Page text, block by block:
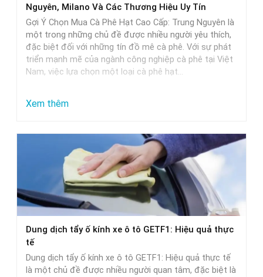
lựa
chọn
Nguyên, Milano Và Các Thương Hiệu Uy Tín
Gợi Ý Chọn Mua Cà Phê Hạt Cao Cấp: Trung Nguyên là
một trong những chủ đề được nhiều người yêu thích,
đặc biệt đối với những tín đồ mê cà phê. Với sự phát
triển mạnh mẽ của ngành công nghiệp cà phê tại Việt
Nam, việc lựa chọn một loại cà phê hạt…
Xem thêm:
Ý
Chọn
Mua
Cà
Phê
Hạt
Cao
Cấp:
Trung
Dung dịch tẩy ố kính xe ô tô GETF1: Hiệu quả thực
tế
Dung dịch tẩy ố kính xe ô tô GETF1: Hiệu quả thực tế
là một chủ đề được nhiều người quan tâm, đặc biệt là